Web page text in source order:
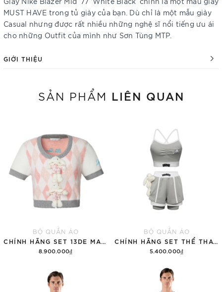
MUST HAVE trong tủ giày của bạn. Dù chỉ là một mẫu giày
Casual nhưng được rất nhiều những nghệ sĩ nổi tiếng ưu ái
cho những Outfit của mình như Sơn Tùng MTP.
GIỚI THIỆU
SẢN PHẨM LIÊN QUAN
BỘ QUẦN ÁO
8.900.000₫
BỘ QUẦN ÁO
5.400.000₫
Thêm vào giỏ hàng